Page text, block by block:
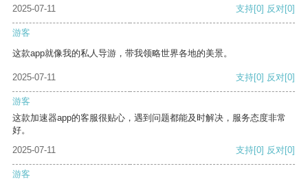
2025-07-11
支持[0] 反对[0]
游客
这款app就像我的私人导游，带我领略世界各地的美景。
2025-07-11 支持[0] 反对[0]
游客
这款加速器app的客服很贴心，遇到问题都能及时解决，服务态度非常
好。
2025-07-11
支持[0] 反对[0]
游客